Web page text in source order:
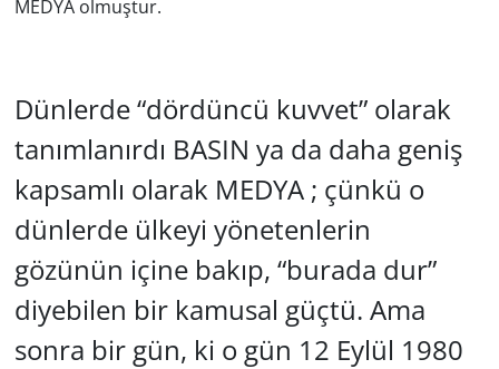
MEDYA olmuştur.
Dünlerde “dördüncü kuvvet” olarak
tanımlanırdı BASIN ya da daha geniş
kapsamlı olarak MEDYA ; çünkü o
dünlerde ülkeyi yönetenlerin
gözünün içine bakıp, “burada dur”
diyebilen bir kamusal güçtü. Ama
sonra bir gün, ki o gün 12 Eylül 1980
RESMİ İLANLAR
SİYASET
SPOR
Yerel